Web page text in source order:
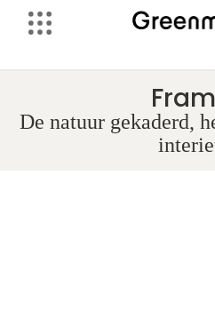
De natuur gekaderd,